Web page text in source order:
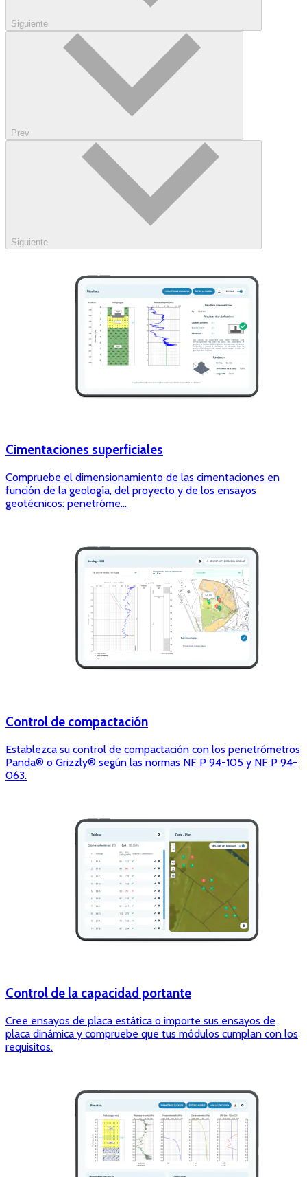
Siguiente
Prev
Siguiente
Cimentaciones superficiales
Compruebe el dimensionamiento de las cimentaciones en
función de la geología, del proyecto y de los ensayos
geotécnicos: penetróme...
Control de compactación
Establezca su control de compactación con los penetrómetros
Panda® o Grizzly® según las normas NF P 94-105 y NF P 94-
063.
Control de la capacidad portante
Cree ensayos de placa estática o importe sus ensayos de
placa dinámica y compruebe que tus módulos cumplan con los
requisitos.